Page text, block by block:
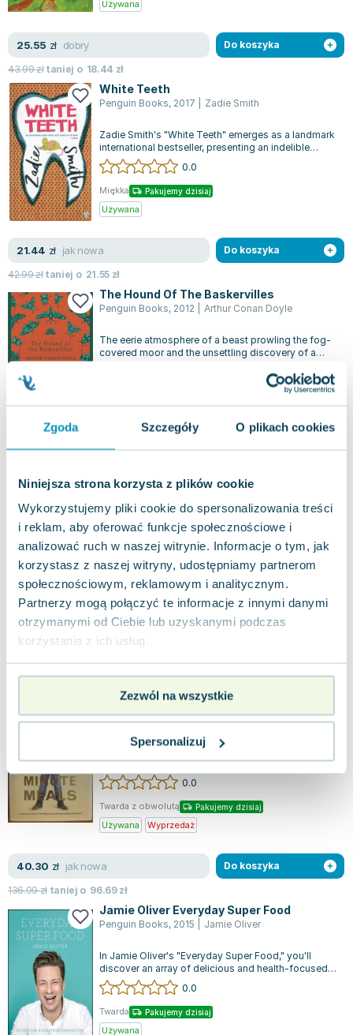
Zgoda Szczegóły O plikach cookies
Niniejsza strona korzysta z plików cookie
Wykorzystujemy pliki cookie do spersonalizowania treści
i reklam, aby oferować funkcje społecznościowe i
analizować ruch w naszej witrynie. Informacje o tym, jak
korzystasz z naszej witryny, udostępniamy partnerom
społecznościowym, reklamowym i analitycznym.
Partnerzy mogą połączyć te informacje z innymi danymi
otrzymanymi od Ciebie lub uzyskanymi podczas
korzystania z ich usług.
Zezwól na wszystkie
Spersonalizuj
Używana
25.55 zł dobry
43.99złtaniej o 18.44 zł
Do koszyka
White Teeth
Penguin Books, 2017 Zadie Smith
Zadie Smith's "White Teeth" emerges as a landmark
international bestseller, presenting an indelible
portrayal of London's vibrant...
0.0
Miękka Pakujemy dzisiaj
Używana
21.44 zł jak nowa
42.99złtaniej o 21.55 zł
Do koszyka
The Hound Of The Baskervilles
Penguin Books, 2012 Arthur Conan Doyle
The eerie atmosphere of a beast prowling the fog-
covered moor and the unsettling discovery of a
jak nowa
35.99złtaniej o15.07 zł
Penguin Books,2020 | Scarlett Curtis
We engaged with 52 women, asking them to share
their personal interpretations of the F word. The
insights we gathered are remarkab...
Miękka Pakujemy dzisiaj
Używana
16.93zł dobry Do koszyka
Jamie's 30 Minute Meals
Penguin Books,2010| Jamie Oliver,David Loftus (photography)
In his latest work, "Jamie's 30-Minute Meals," Jamie
Oliver demonstrates that with a few strategic skills
and a bit of kitchen org...
0.0
Twarda z obwolutą Pakujemy dzisiaj
Używana Wyprzedaż
40.30 zł jak nowa
136.99zł taniej o 96.69zł
Do koszyka
Jamie Oliver Everyday Super Food
Penguin Books, 2015 Jamie Oliver
In Jamie Oliver's "Everyday Super Food," you'll
discover an array of delicious and health-focused
recipes that make nutritious eat...
0.0
Twarda Pakujemy dzisiaj
Używana